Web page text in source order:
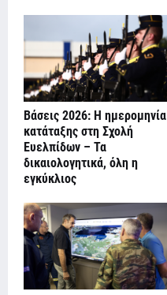
Βάσεις 2026: Η ημερομηνία
κατάταξης στη Σχολή
Ευελπίδων – Τα
δικαιολογητικά, όλη η
εγκύκλιος